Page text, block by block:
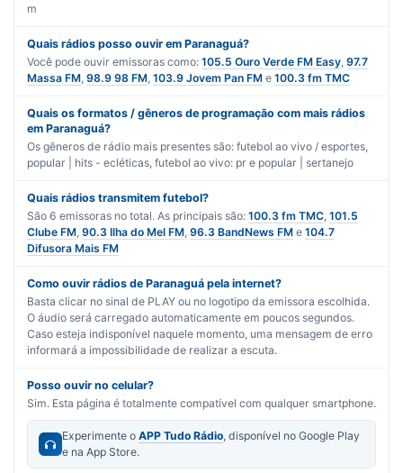
m
Quais rádios posso ouvir em Paranaguá?
Você pode ouvir emissoras como: 105.5 Ouro Verde FM Easy 97.7
Massa FM 98.9 98 FM 103.9 Jovem Pan FM e 100.3 fm TMC
Quais os formatos / gêneros de programação com mais rádios
em Paranaguá?
Os gêneros de rádio mais presentes são: futebol ao vivo / esportes
popular | hits - ecléticas futebol ao vivo: pr e popular | sertanejo
Quais rádios transmitem futebol?
São 6 emissoras no total. As principais são: 100.3 fm TMC 101.5
Clube FM 90.3 Ilha do Mel FM 96.3 BandNews FM e 104.7
Difusora Mais FM
Como ouvir rádios de Paranaguá pela internet?
Basta clicar no sinal de PLAY ou no logotipo da emissora escolhida.
O áudio será carregado automaticamente em poucos segundos.
Caso esteja indisponível naquele momento, uma mensagem de erro
informará a impossibilidade de realizar a escuta.
Posso ouvir no celular?
Sim. Esta página é totalmente compatível com qualquer smartphone.
Experimente o APP Tudo Rádio, disponível no Google Play
e na App Store.